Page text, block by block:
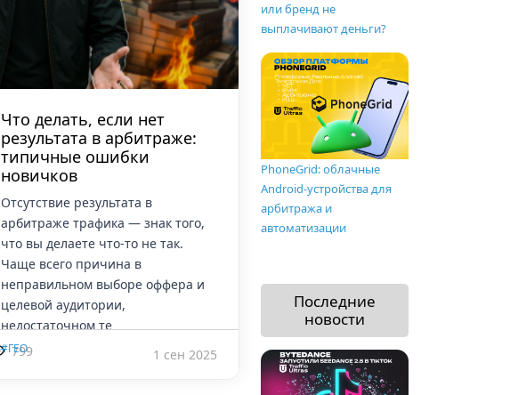
Что делать, если нет
результата в арбитраже:
типичные ошибки
новичков
Отсутствие результата в
арбитраже трафика — знак того,
что вы делаете что-то не так.
Чаще всего причина в
неправильном выборе оффера и
целевой аудитории,
недостаточном те
#ГЕО
799 1 сен 2025
или бренд не
выплачивают деньги?
PhoneGrid: облачные
Android-устройства для
арбитража и
автоматизации
Последние
новости